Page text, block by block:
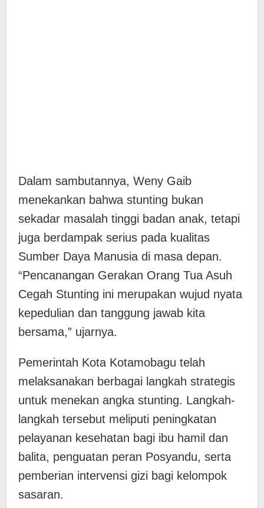
Dalam sambutannya, Weny Gaib
menekankan bahwa stunting bukan
sekadar masalah tinggi badan anak, tetapi
juga berdampak serius pada kualitas
Sumber Daya Manusia di masa depan.
“Pencanangan Gerakan Orang Tua Asuh
Cegah Stunting ini merupakan wujud nyata
kepedulian dan tanggung jawab kita
bersama,” ujarnya.
Pemerintah Kota Kotamobagu telah
melaksanakan berbagai langkah strategis
untuk menekan angka stunting. Langkah-
langkah tersebut meliputi peningkatan
pelayanan kesehatan bagi ibu hamil dan
balita, penguatan peran Posyandu, serta
pemberian intervensi gizi bagi kelompok
sasaran.